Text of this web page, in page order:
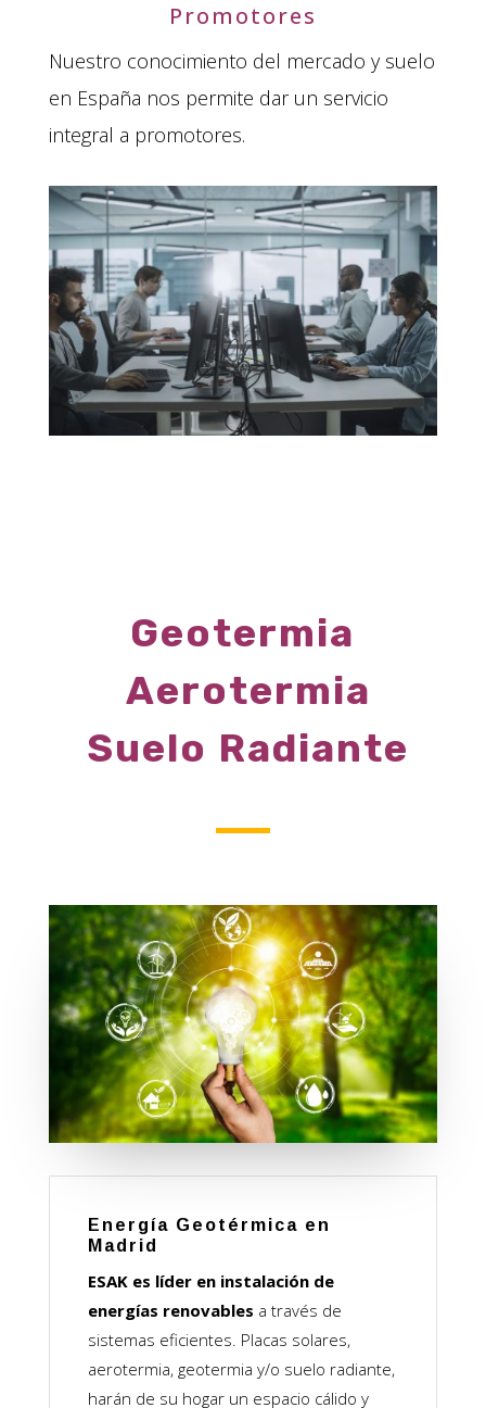
Promotores
Nuestro conocimiento del mercado y suelo
en España nos permite dar un servicio
integral a promotores.
Geotermia
Aerotermia
Suelo Radiante
Energía Geotérmica en
Madrid
ESAK es líder en instalación de
energías renovables a través de
sistemas eficientes. Placas solares,
aerotermia, geotermia y/o suelo radiante,
harán de su hogar un espacio cálido y